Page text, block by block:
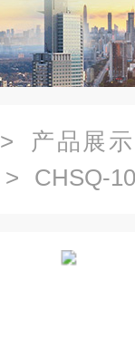
产品展示
> CHSQ-